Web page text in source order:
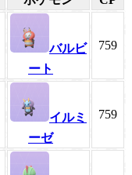
バルビ
ート
759
イルミ
ーゼ
759